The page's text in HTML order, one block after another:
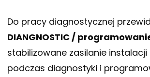
Do pracy diagnostycznej
DIANGNOSTIC /
stabilizowane zasilanie instalacji
podczas diagnostyki i